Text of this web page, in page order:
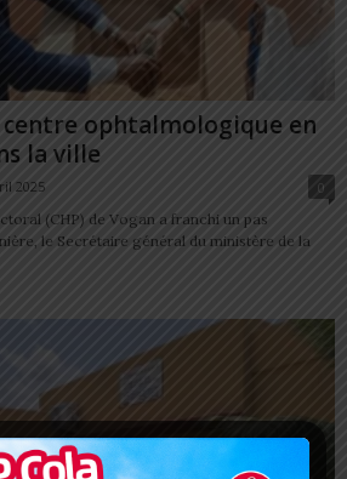
centre ophtalmologique en
la ville
2025
0
(CHP) de Vogan a franchi un pas
le Secrétaire général du ministère de la